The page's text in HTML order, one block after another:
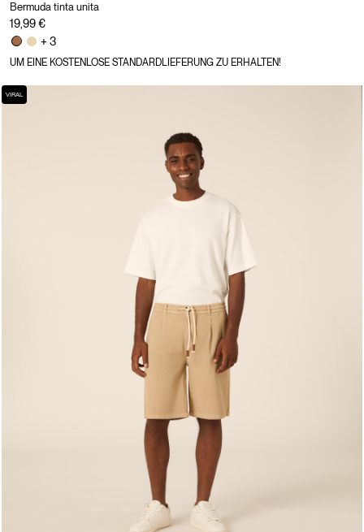
Bermuda tinta unita
19,99 €
+ 3
UM EINE KOSTENLOSE STANDARDLIEFERUNG ZU ERHALTEN!
VIRAL